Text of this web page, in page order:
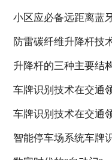
小区应必备远距离蓝
防雷碳纤维升降杆技
升降杆的三种主要结
车牌识别技术在交通
车牌识别技术在交通
智能停车场系统车牌
策略​